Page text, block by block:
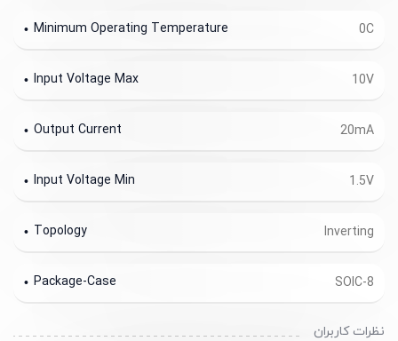
0C
Minimum Operating Temperature
10V
Input Voltage Max
20mA
Output Current
1.5V
Input Voltage Min
Inverting
Topology
SOIC-8
Package-Case
نظرات کاربران